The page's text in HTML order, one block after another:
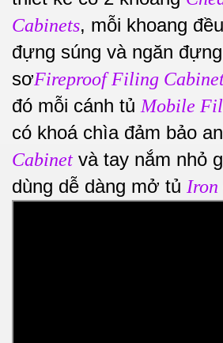
Cabinets, mỗi khoang
đựng súng và ngăn
sơFireproof Filing
đó mỗi cánh tủ Mobile
có khoá chìa đảm bảo
Cabinet và tay nắm nhỏ
dùng dễ dàng mở tủ Iron